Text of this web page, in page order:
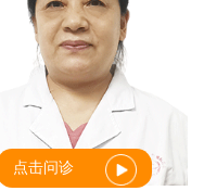
点击问诊